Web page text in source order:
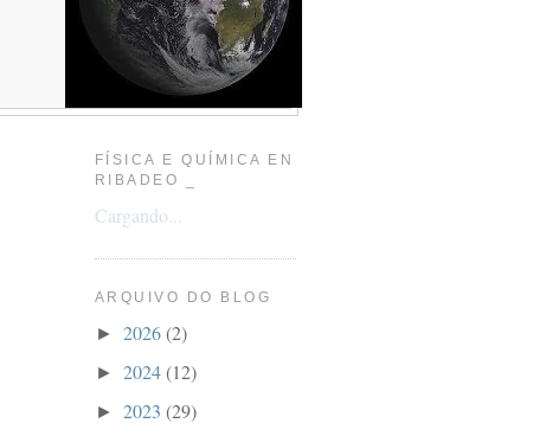
FÍSICA E QUÍMICA EN
RIBADEO _
Cargando...
ARQUIVO DO BLOG
► 2026(2)
► 2024(12)
► 2023 (29)